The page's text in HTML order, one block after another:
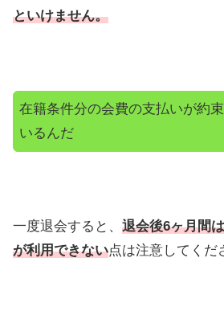
といけません。
在籍条件分の会費の支払いが約
いるんだ
一度退会すると、 退会後6ヶ月間
が利用できない点は注意してくだ